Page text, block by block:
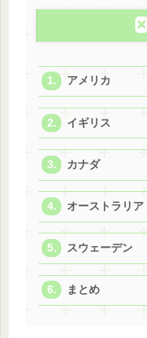
アメリカ
イギリス
カナダ
オーストラリア
スウェーデン
まとめ